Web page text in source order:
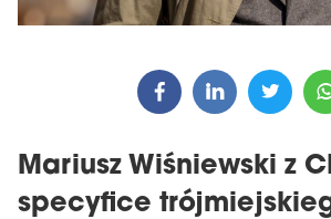
Mariusz Wiśniewski z
specyfice